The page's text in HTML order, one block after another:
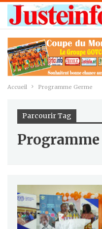
Accueil Programme Germe
Parcourir Tag